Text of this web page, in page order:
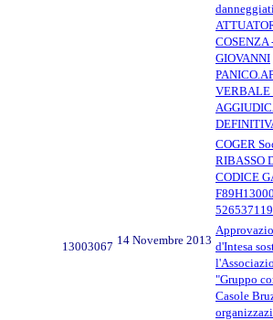
COSENZA
GIOVANNI
VERBALE
COGER
RIBASSO
CODICE
13003067 14 Novembre 2013 d'Intesa
"Gruppo
Casole